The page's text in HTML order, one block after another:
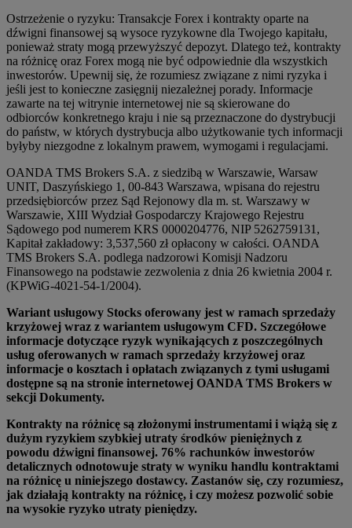
Ostrzeżenie o ryzyku: Transakcje Forex i kontrakty oparte na
dźwigni finansowej są wysoce ryzykowne dla Twojego kapitału,
ponieważ straty mogą przewyższyć depozyt. Dlatego też, kontrakty
na różnicę oraz Forex mogą nie być odpowiednie dla wszystkich
inwestorów. Upewnij się, że rozumiesz związane z nimi ryzyka i
jeśli jest to konieczne zasięgnij niezależnej porady. Informacje
zawarte na tej witrynie internetowej nie są skierowane do
odbiorców konkretnego kraju i nie są przeznaczone do dystrybucji
do państw, w których dystrybucja albo użytkowanie tych informacji
byłyby niezgodne z lokalnym prawem, wymogami i regulacjami.
OANDA TMS Brokers S.A. z siedzibą w Warszawie, Warsaw
UNIT, Daszyńskiego 1, 00-843 Warszawa, wpisana do rejestru
przedsiębiorców przez Sąd Rejonowy dla m. st. Warszawy w
Warszawie, XIII Wydział Gospodarczy Krajowego Rejestru
Sądowego pod numerem KRS 0000204776, NIP 5262759131,
Kapitał zakładowy: 3,537,560 zł opłacony w całości. OANDA
TMS Brokers S.A. podlega nadzorowi Komisji Nadzoru
Finansowego na podstawie zezwolenia z dnia 26 kwietnia 2004 r.
(KPWiG-4021-54-1/2004).
Wariant usługowy Stocks oferowany jest w ramach sprzedaży
krzyżowej wraz z wariantem usługowym CFD. Szczegółowe
informacje dotyczące ryzyk wynikających z poszczególnych
usług oferowanych w ramach sprzedaży krzyżowej oraz
informacje o kosztach i opłatach związanych z tymi usługami
dostępne są na stronie internetowej OANDA TMS Brokers w
sekcji Dokumenty.
Kontrakty na różnicę są złożonymi instrumentami i wiążą się z
dużym ryzykiem szybkiej utraty środków pieniężnych z
powodu dźwigni finansowej. 76% rachunków inwestorów
detalicznych odnotowuje straty w wyniku handlu kontraktami
na różnicę u niniejszego dostawcy. Zastanów się, czy rozumiesz,
jak działają kontrakty na różnicę, i czy możesz pozwolić sobie
na wysokie ryzyko utraty pieniędzy.